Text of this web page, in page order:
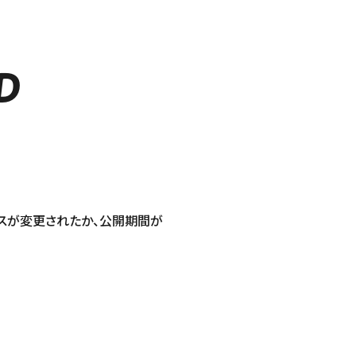
が変更されたか、公開期間が